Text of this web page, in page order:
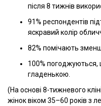
після 8 тижнів
91% респондентів
яскравий колір
82% помічають
100% погоджуються,
гладенькою.
(На основі 8-тижневого
жінок віком 35–60 років з